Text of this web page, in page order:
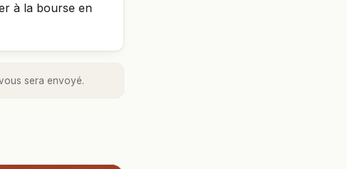
à la bourse en
sera envoyé.